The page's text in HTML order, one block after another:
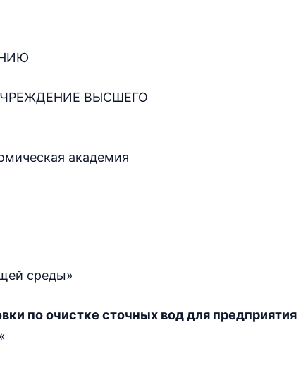
ВЫСШЕГО
академия
среды»
по очистке сточных вод для предприятия
«